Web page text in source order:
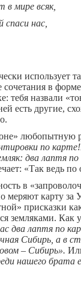
в мире всяк,
спаси нас,
использует
сочетания в форме
тебя назвали
есть другие,
любопытную
по
два лаптя
«Так ведь
в
меряют карту за
присказки
земляками.
два лаптя по
Сибирь, а в
– Сибирь».
нашего